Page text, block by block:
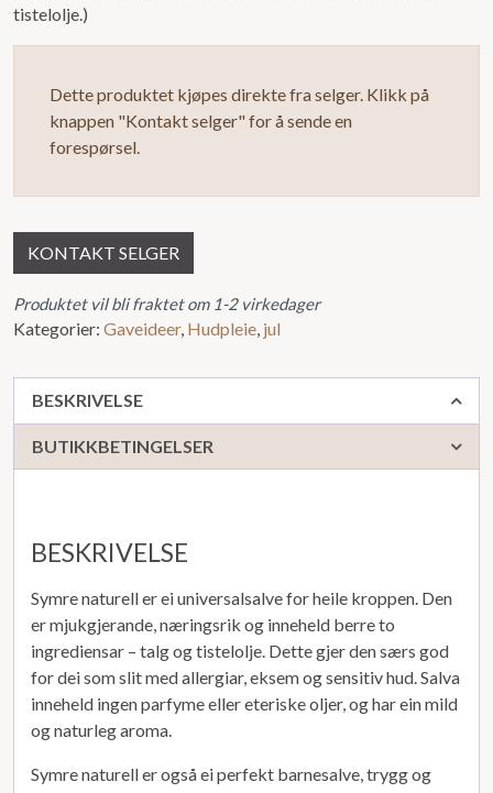
tistelolje.)
Dette produktet kjøpes direkte fra selger. Klikk på
knappen "Kontakt selger" for å sende en
forespørsel.
KONTAKT SELGER
Produktet vil bli fraktet om 1-2 virkedager
Kategorier: Gaveideer, Hudpleie, jul
BESKRIVELSE
BUTIKKBETINGELSER
BESKRIVELSE
Symre naturell er ei universalsalve for heile kroppen. Den
er mjukgjerande, næringsrik og inneheld berre to
ingrediensar – talg og tistelolje. Dette gjer den særs god
for dei som slit med allergiar, eksem og sensitiv hud. Salva
inneheld ingen parfyme eller eteriske oljer, og har ein mild
og naturleg aroma.
Symre naturell er også ei perfekt barnesalve, trygg og